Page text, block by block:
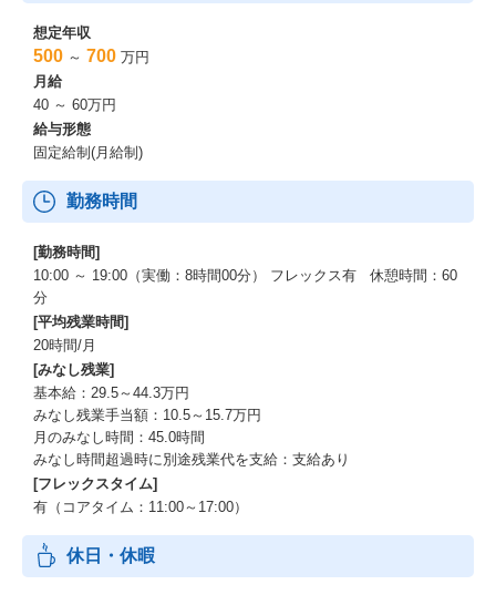
想定年収
500 ～ 700 万円
月給
40 ～ 60万円
給与形態
固定給制(月給制)
勤務時間
[勤務時間]
10:00 ～ 19:00（実働：8時間00分） フレックス有 休憩時間：60
分
[平均残業時間]
20時間/月
[みなし残業]
基本給：29.5～44.3万円
みなし残業手当額：10.5～15.7万円
月のみなし時間：45.0時間
みなし時間超過時に別途残業代を支給：支給あり
[フレックスタイム]
有（コアタイム：11:00～17:00）
休日・休暇